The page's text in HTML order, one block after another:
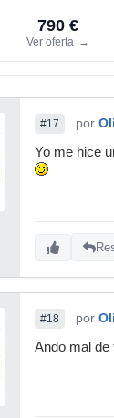
790 €
Ver oferta →
#17 por
Yo me hice
#18 por
Ando mal de